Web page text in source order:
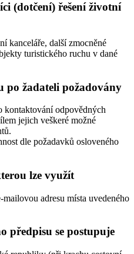
(dotčení) řešení životní
kanceláře, další zmocněné
turistického ruchu v dané
po žadateli požadovány
kontaktování odpovědných
jejich veškeré možné
dle požadavků osloveného
lze využít
adresu místa uvedeného
předpisu se postupuje